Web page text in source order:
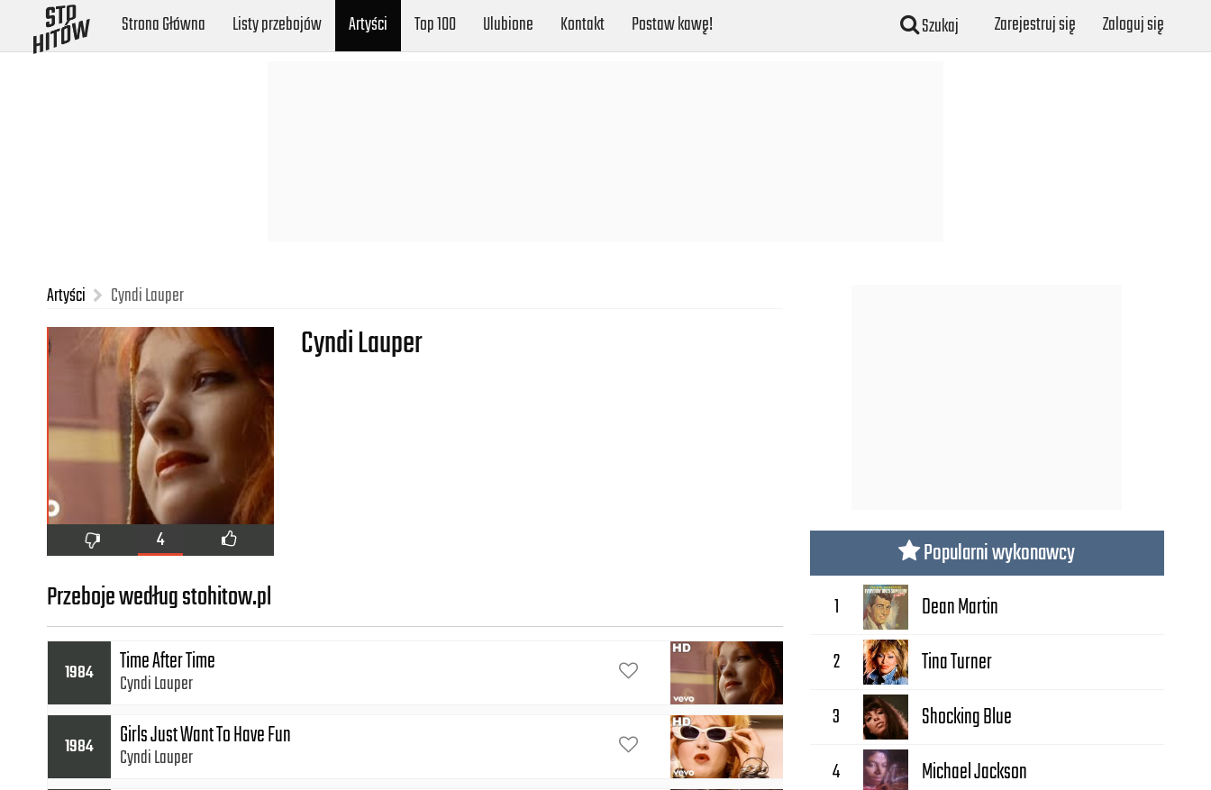
Strona Główna Listy przebojów Artyści Top 100 Ulubione Kontakt Postaw kawę! Szukaj Zarejestruj się Zaloguj się
Artyści Cyndi Lauper
4
Cyndi Lauper
Przeboje według stohitow.pl
1984 Time After Time
Cyndi Lauper
1984 Girls Just Want To Have Fun
Cyndi Lauper
Popularni wykonawcy
1 Dean Martin
2 Tina Turner
3 Shocking Blue
4 Michael Jackson